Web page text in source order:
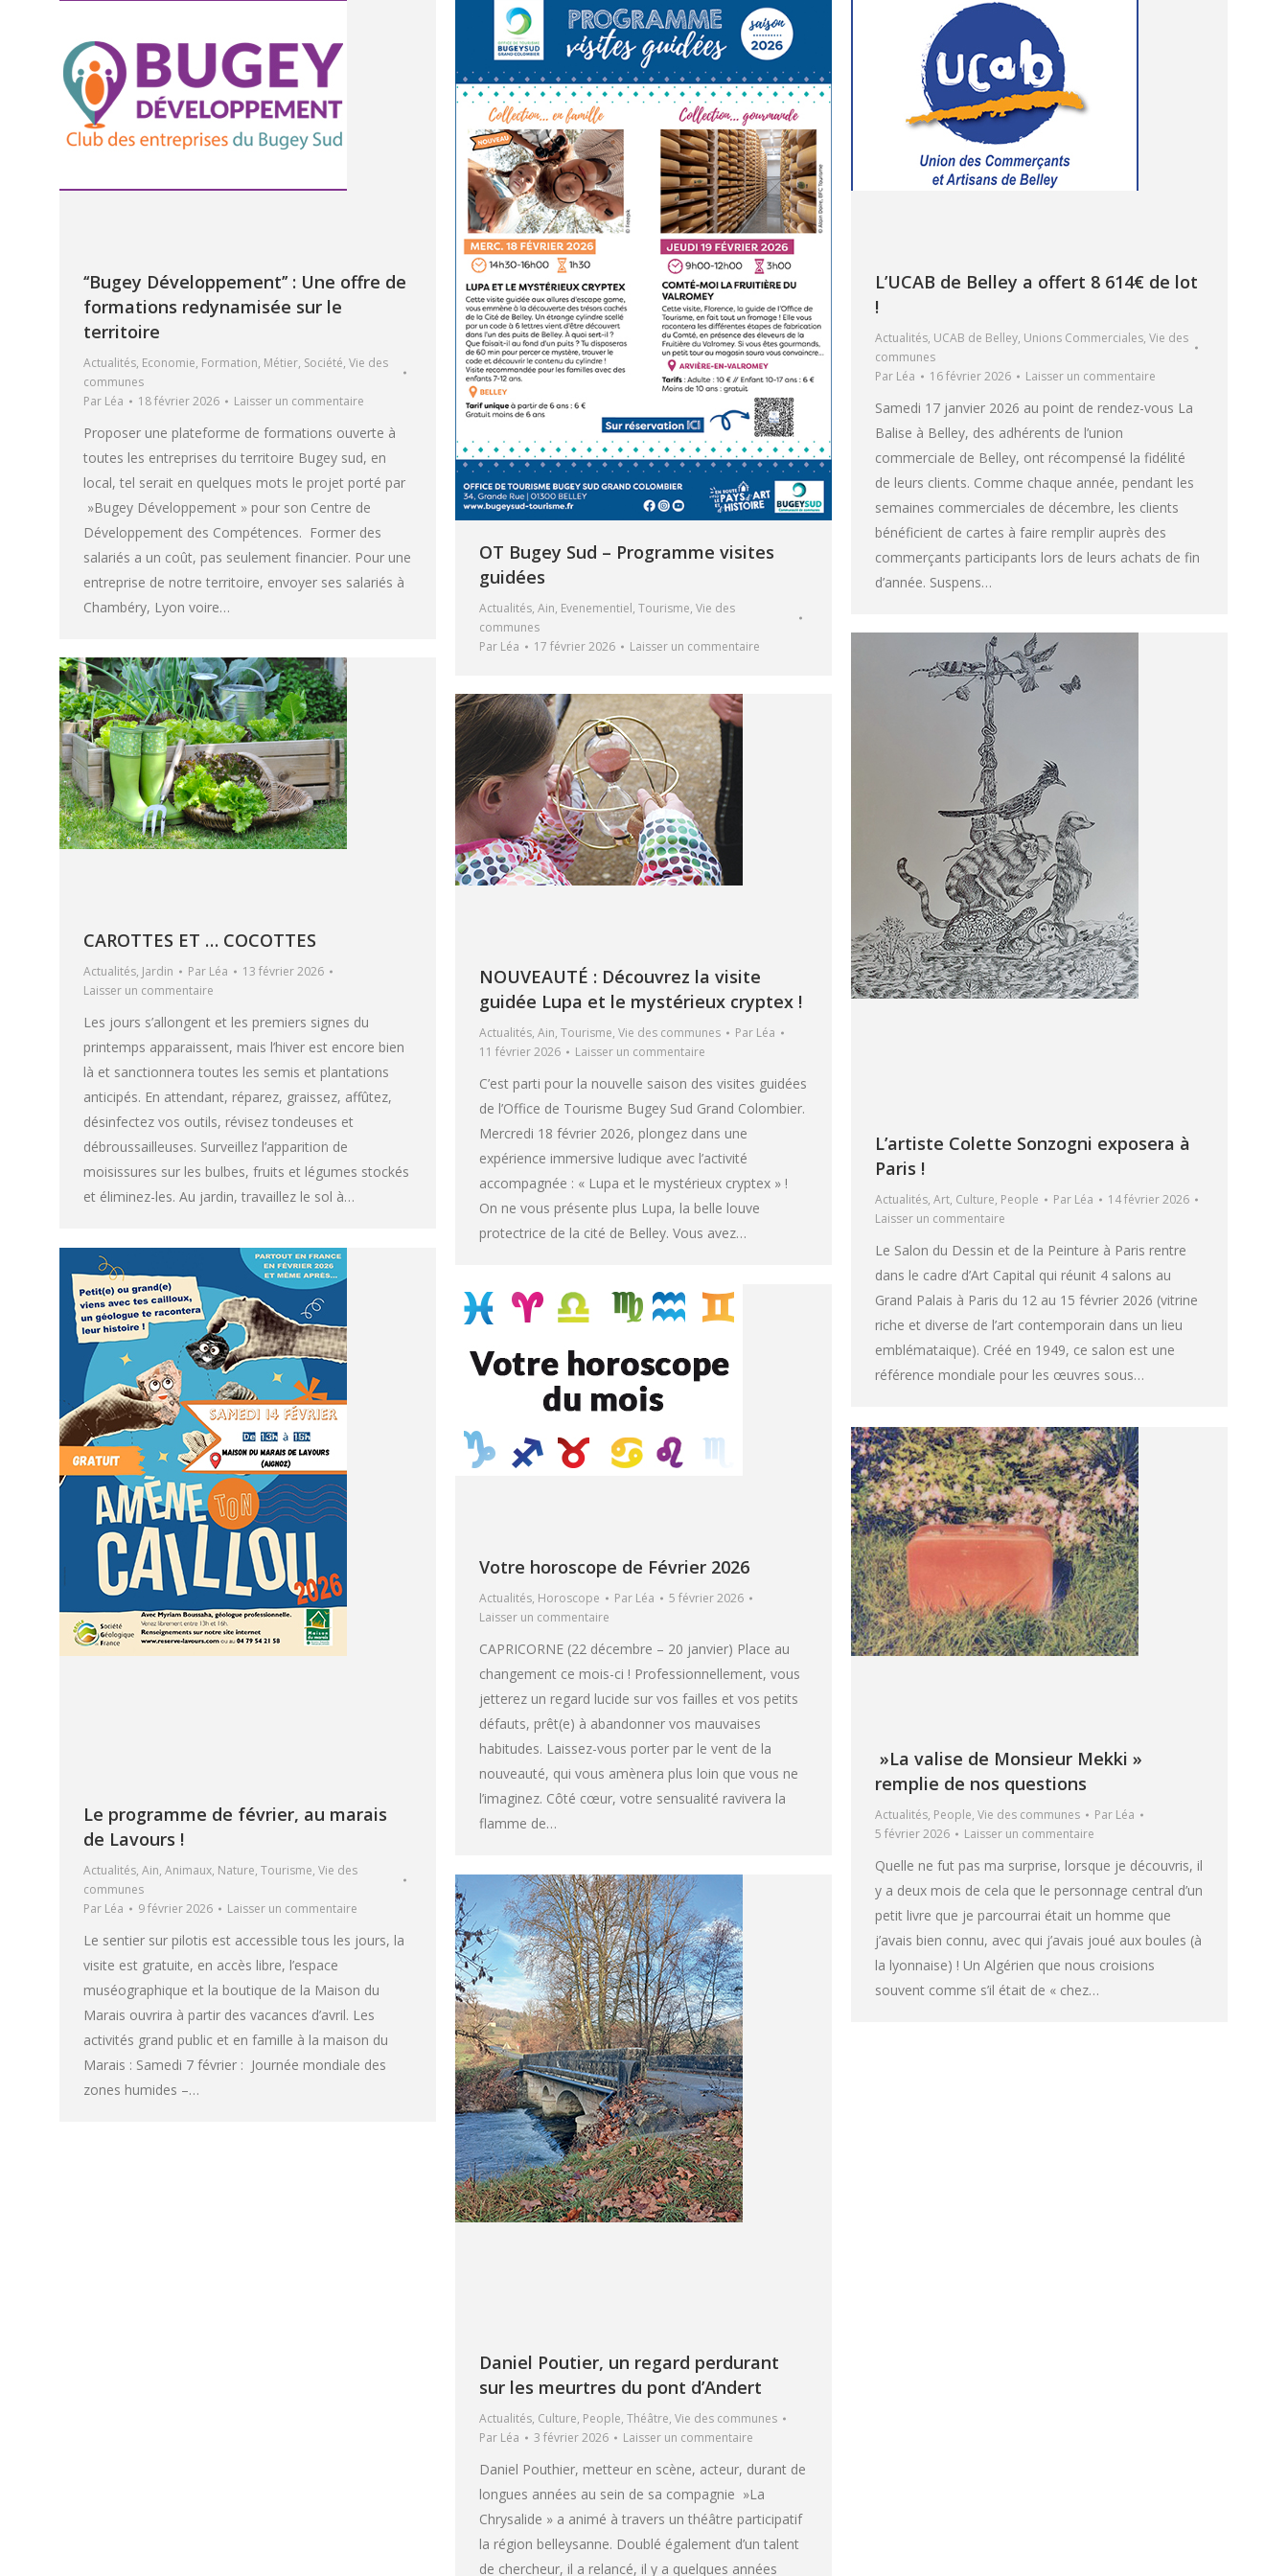
‘‘Bugey Développement’’ : Une offre de
formations redynamisée sur le
territoire
Actualités, Economie, Formation, Métier, Société, Vie des
communes
Par Léa 18 février 2026 Laisser un commentaire
Proposer une plateforme de formations ouverte à
toutes les entreprises du territoire Bugey sud, en
local, tel serait en quelques mots le projet porté par
»Bugey Développement » pour son Centre de
Développement des Compétences. Former des
salariés a un coût, pas seulement financier. Pour une
entreprise de notre territoire, envoyer ses salariés à
Chambéry, Lyon voire…
OT Bugey Sud – Programme visites
guidées
Actualités, Ain, Evenementiel, Tourisme, Vie des
communes
Par Léa 17 février 2026 Laisser un commentaire
L’UCAB de Belley a offert 8 614€ de lot
!
Actualités, UCAB de Belley, Unions Commerciales, Vie des
communes
Par Léa 16 février 2026 Laisser un commentaire
Samedi 17 janvier 2026 au point de rendez-vous La
Balise à Belley, des adhérents de l’union
commerciale de Belley, ont récompensé la fidélité
de leurs clients. Comme chaque année, pendant les
semaines commerciales de décembre, les clients
bénéficient de cartes à faire remplir auprès des
commerçants participants lors de leurs achats de fin
d’année. Suspens…
L’artiste Colette Sonzogni exposera à
Paris !
Actualités, Art, Culture, People Par Léa
14 février 2026
Laisser un commentaire
Le Salon du Dessin et de la Peinture à Paris rentre
dans le cadre d’Art Capital qui réunit 4 salons au
Grand Palais à Paris du 12 au 15 février 2026 (vitrine
riche et diverse de l’art contemporain dans un lieu
emblémataique). Créé en 1949, ce salon est une
référence mondiale pour les œuvres sous…
CAROTTES ET … COCOTTES
Actualités, Jardin Par Léa
13 février 2026
Laisser un commentaire
Les jours s’allongent et les premiers signes du
printemps apparaissent, mais l’hiver est encore bien
là et sanctionnera toutes les semis et plantations
anticipés. En attendant, réparez, graissez, affûtez,
désinfectez vos outils, révisez tondeuses et
débroussailleuses. Surveillez l’apparition de
moisissures sur les bulbes, fruits et légumes stockés
et éliminez-les. Au jardin, travaillez le sol à…
NOUVEAUTÉ : Découvrez la visite
guidée Lupa et le mystérieux cryptex !
Actualités, Ain, Tourisme, Vie des communes Par Léa
11 février 2026
Laisser un commentaire
C’est parti pour la nouvelle saison des visites guidées
de l’Office de Tourisme Bugey Sud Grand Colombier.
Mercredi 18 février 2026, plongez dans une
expérience immersive ludique avec l’activité
accompagnée : « Lupa et le mystérieux cryptex » !
On ne vous présente plus Lupa, la belle louve
protectrice de la cité de Belley. Vous avez…
Le programme de février, au marais
de Lavours !
Actualités, Ain, Animaux, Nature, Tourisme, Vie des
communes
Par Léa 9 février 2026 Laisser un commentaire
Le sentier sur pilotis est accessible tous les jours, la
visite est gratuite, en accès libre, l’espace
muséographique et la boutique de la Maison du
Marais ouvrira à partir des vacances d’avril. Les
activités grand public et en famille à la maison du
Marais : Samedi 7 février : Journée mondiale des
zones humides –…
Votre horoscope de Février 2026
Actualités, Horoscope Par Léa
5 février 2026
Laisser un commentaire
CAPRICORNE (22 décembre – 20 janvier) Place au
changement ce mois-ci ! Professionnellement, vous
jetterez un regard lucide sur vos failles et vos petits
défauts, prêt(e) à abandonner vos mauvaises
habitudes. Laissez-vous porter par le vent de la
nouveauté, qui vous amènera plus loin que vous ne
l’imaginez. Côté cœur, votre sensualité ravivera la
flamme de…
»La valise de Monsieur Mekki »
remplie de nos questions
Actualités, People, Vie des communes Par Léa
5 février 2026
Laisser un commentaire
Quelle ne fut pas ma surprise, lorsque je découvris, il
y a deux mois de cela que le personnage central d’un
petit livre que je parcourrai était un homme que
j’avais bien connu, avec qui j’avais joué aux boules (à
la lyonnaise) ! Un Algérien que nous croisions
souvent comme s’il était de « chez…
Daniel Poutier, un regard perdurant
sur les meurtres du pont d’Andert
Actualités, Culture, People, Théâtre, Vie des communes
Par Léa 3 février 2026 Laisser un commentaire
Daniel Pouthier, metteur en scène, acteur, durant de
longues années au sein de sa compagnie »La
Chrysalide » a animé à travers un théâtre participatif
la région belleysanne. Doublé également d’un talent
de chercheur, il a relancé, il y a quelques années